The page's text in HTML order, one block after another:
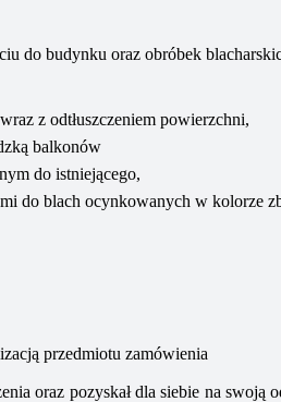
do budynku oraz obróbek
wraz z odtłuszczeniem powierzchni,
balkonów
do istniejącego,
do blach ocynkowanych w kolorze
przedmiotu zamówienia
oraz pozyskał dla siebie na